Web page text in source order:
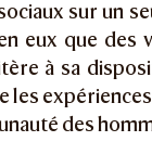
sur un
eux que des
à sa
les expériences
des